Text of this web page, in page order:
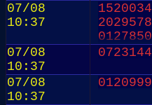
07/08
10:37
1520034
2029578
0127850
07/08
10:37
0723144
07/08
10:37
0120999